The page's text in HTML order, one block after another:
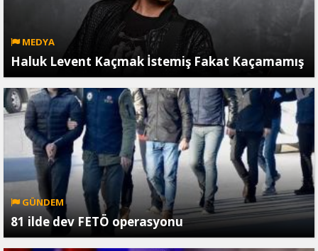
MEDYA
Haluk Levent Kaçmak İstemiş Fakat Kaçamamış
GÜNDEM
81 ilde dev FETÖ operasyonu